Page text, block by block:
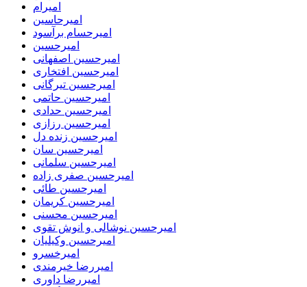
امیرام
امیرحاسین
امیرحسام برآسود
امیرحسین
امیرحسین اصفهانی
امیرحسین افتخاری
امیرحسین تیرگانی
امیرحسین حاتمی
امیرحسین حدادی
امیرحسین رزازی
امیرحسین زنده دل
امیرحسین سان
امیرحسین سلمانی
امیرحسین صفری زاده
امیرحسین طائی
امیرحسین کریمان
امیرحسین محسنی
امیرحسین نوشالی و انوش تقوی
امیرحسین وکیلیان
امیرخسرو
امیررضا خیرمندی
امیررضا داوری